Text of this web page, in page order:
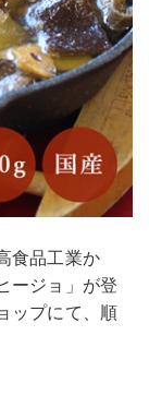
食品工業か
ージョ」が登
ップにて、順